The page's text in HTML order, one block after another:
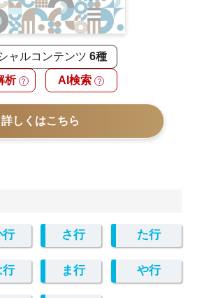
ャルコンテンツ 6種
析 ？ AI検索 ？
詳しくはこちら
行 さ行 た行
行 ま行 や行